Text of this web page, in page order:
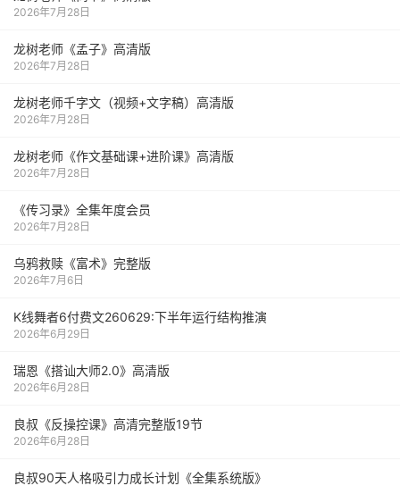
2026年7月28日
龙树老师《孟子》高清版
2026年7月28日
龙树老师千字文（视频+文字稿）高清版
2026年7月28日
龙树老师《作文基础课+进阶课》高清版
2026年7月28日
《传习录》全集年度会员
2026年7月28日
乌鸦救赎《富术》完整版
2026年7月6日
K线舞者6付费文260629:下半年运行结构推演
2026年6月29日
瑞恩《搭讪大师2.0》高清版
2026年6月28日
良叔《反操控课》高清完整版19节
2026年6月28日
良叔90天人格吸引力成长计划《全集系统版》